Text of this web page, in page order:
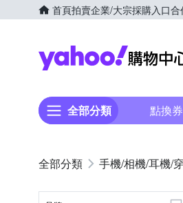
首頁拍賣企業/大宗採購入口合
全部分類 點換券
手機/相機/耳機/